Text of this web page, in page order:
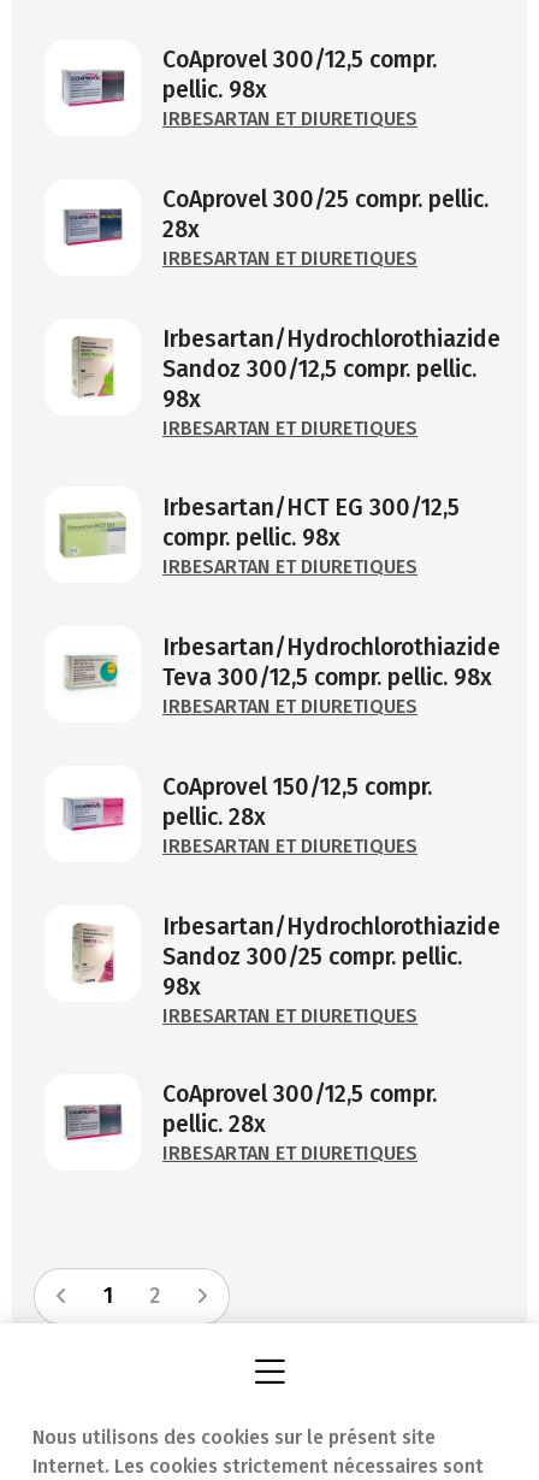
Nous utilisons des cookies sur le présent site
Internet. Les cookies strictement nécessaires sont
CoAprovel 300/12,5 compr.
pellic. 98x
IRBESARTAN ET DIURETIQUES
CoAprovel 300/25 compr. pellic.
28x
IRBESARTAN ET DIURETIQUES
Irbesartan/Hydrochlorothiazide
Sandoz 300/12,5 compr. pellic.
98x
IRBESARTAN ET DIURETIQUES
Irbesartan/HCT EG 300/12,5
compr. pellic. 98x
IRBESARTAN ET DIURETIQUES
Irbesartan/Hydrochlorothiazide
Teva 300/12,5 compr. pellic. 98x
IRBESARTAN ET DIURETIQUES
CoAprovel 150/12,5 compr.
pellic. 28x
IRBESARTAN ET DIURETIQUES
Irbesartan/Hydrochlorothiazide
Sandoz 300/25 compr. pellic.
98x
IRBESARTAN ET DIURETIQUES
CoAprovel 300/12,5 compr.
pellic. 28x
IRBESARTAN ET DIURETIQUES
1 2